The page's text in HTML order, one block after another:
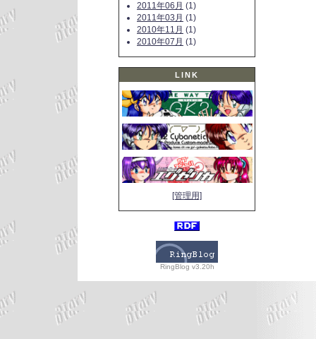
2011年06月 (1)
2011年03月 (1)
2010年11月 (1)
2010年07月 (1)
LINK
[管理用]
RingBlog v3.20h